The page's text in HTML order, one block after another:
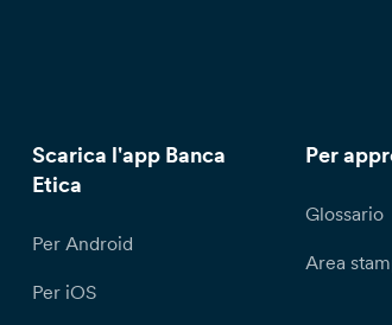
Scarica l'app Banca
Etica
Per Android
Per iOS
Per
Glossario
Area